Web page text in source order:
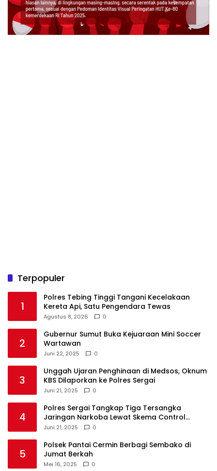
Terpopuler
1
Polres Tebing Tinggi Tangani Kecelakaan
Kereta Api, Satu Pengendara Tewas
Agustus 8, 2026 0
2
Gubernur Sumut Buka Kejuaraan Mini Soccer
Wartawan
Juni 22, 2025 0
3
Unggah Ujaran Penghinaan di Medsos, Oknum
KBS Dilaporkan ke Polres Sergai
Juni 21, 2025 0
4
Polres Sergai Tangkap Tiga Tersangka
Jaringan Narkoba Lewat Skema Control
Delivery
Juni 21, 2025 0
5
Polsek Pantai Cermin Berbagi Sembako di
Jumat Berkah
Mei 16, 2025 0